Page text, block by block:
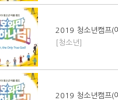
2019 청소년캠프(
[청소년]
2019 청소년캠프(